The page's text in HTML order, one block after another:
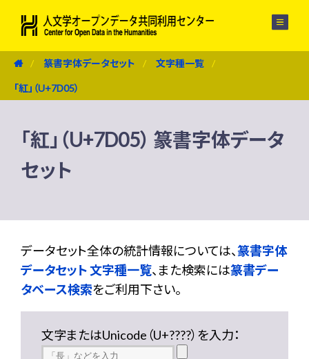
篆書字体データセット 文字種一覧
「紅」（U+7D05）
「紅」（U+7D05） 篆書字体データ
セット
データセット全体の統計情報については、篆書字体
データセット 文字種一覧、また検索には篆書デー
タベース検索をご利用下さい。
文字またはUnicode（U+????）を入力：